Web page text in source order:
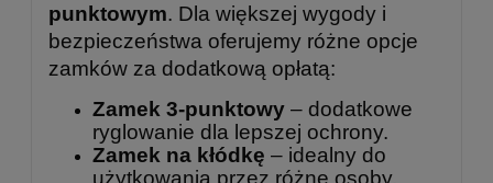
punktowym. Dla większej wygody i
bezpieczeństwa oferujemy różne opcje
zamków za dodatkową opłatą:
Zamek 3-punktowy – dodatkowe
ryglowanie dla lepszej ochrony.
Zamek na kłódkę – idealny do
użytkowania przez różne osoby.